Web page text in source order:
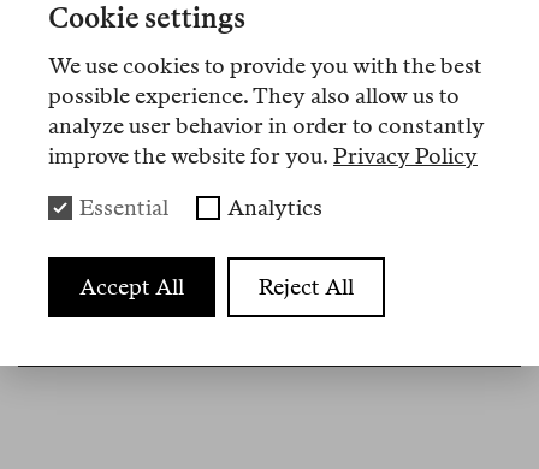
Florian Meinel
Meinungsfreiheit heute oder Vom
Sinn der unklaren Rechtslage
Warum ist es leichter, einen sehnsüchtigen
zu verbieten als rechte Hasstiraden? Ronen
zusammen, hat zu den Gründen und Abgründen
der deutschen Probleme mit diesem Grundrecht
Cookie settings
We use cookies to provide you with the best
possible experience. They also allow us to
analyze user behavior in order to constantly
improve the website for you. Privacy Policy
Essential Analytics
Accept All Reject All